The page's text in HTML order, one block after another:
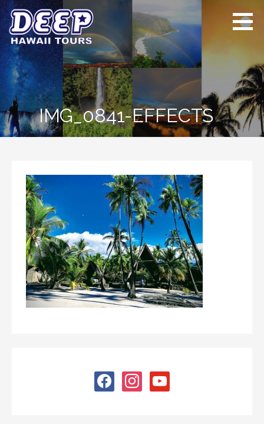
Skip
to
content
ディープ ハワイ
ツアーズ
ハワイ島のプライベー
トツアー
IMG_0841-EFFECTS
facebookinstagramyoutube